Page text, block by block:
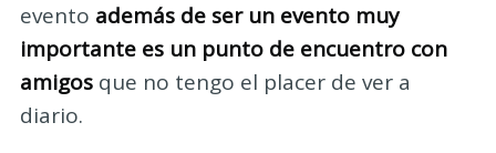
evento además de ser un evento muy
importante es un punto de encuentro con
amigosque no tengo el placer de ver a
diario.